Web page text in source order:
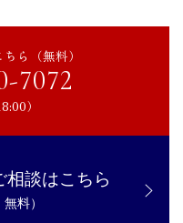
ら（無料）
7072
）
談はこちら
料）